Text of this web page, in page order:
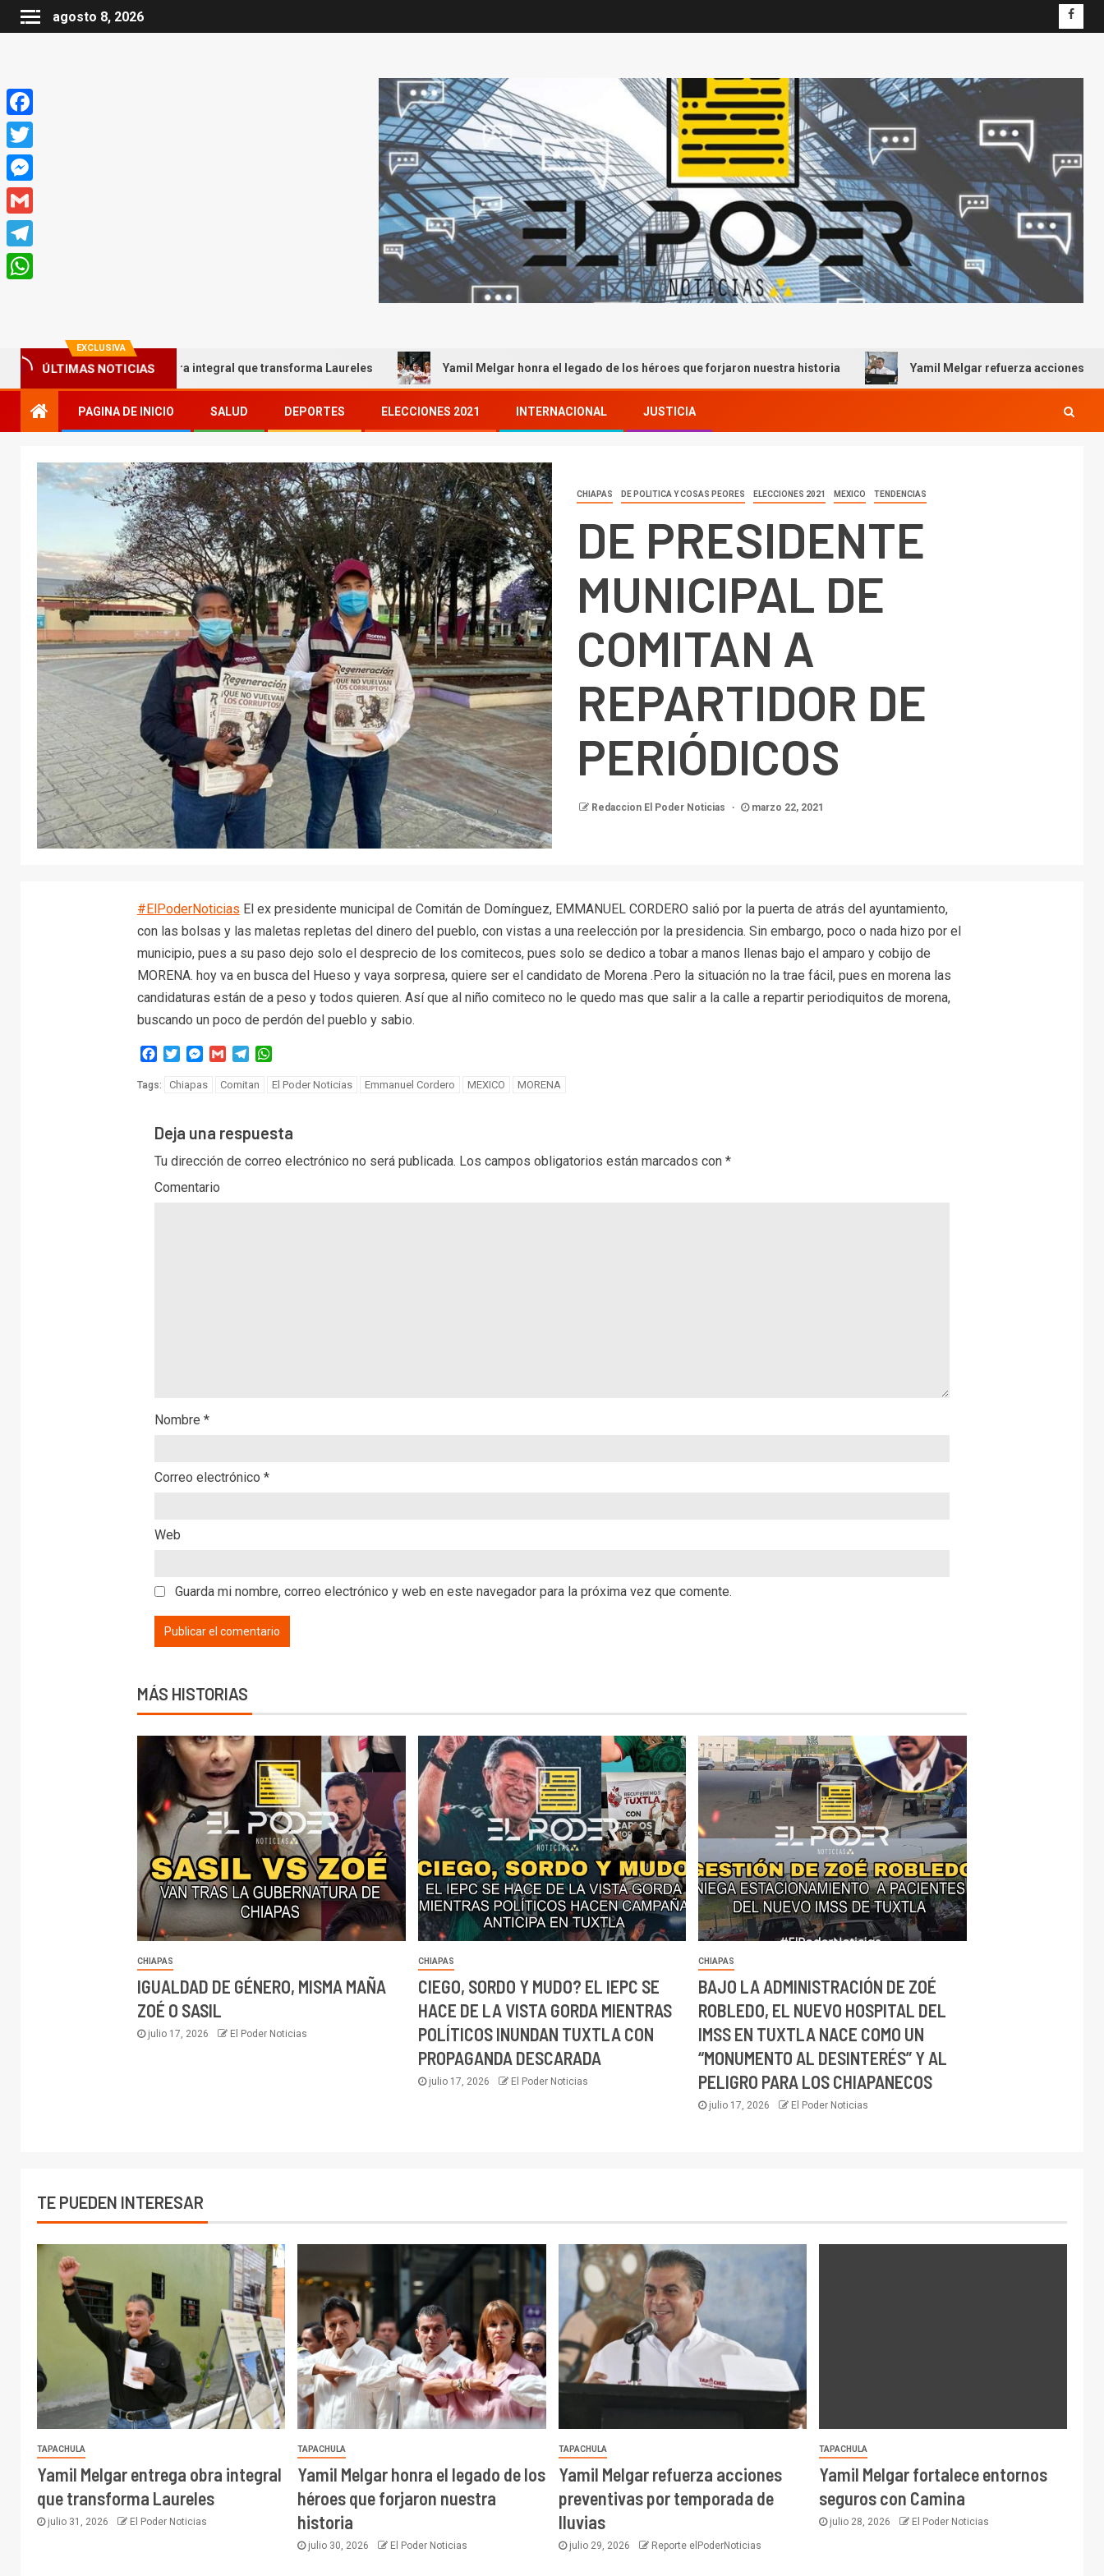
agosto 8, 2026
EXCLUSIVA
ÚLTIMAS NOTICIAS
Melgar entrega obra integral que transforma Laureles Yamil Melgar honra el legado de los héroes que forjaron nuestra historia Yamil Melgar refuerza acciones preventivas
PAGINA DE INICIO SALUD DEPORTES ELECCIONES 2021 INTERNACIONAL JUSTICIA
CHIAPAS DE POLITICA Y COSAS PEORES ELECCIONES 2021 MEXICO TENDENCIAS
DE PRESIDENTE
MUNICIPAL DE
COMITAN A
REPARTIDOR DE
PERIÓDICOS
Redaccion El Poder Noticias marzo 22, 2021
#ElPoderNoticias El ex presidente municipal de Comitán de Domínguez, EMMANUEL CORDERO salió por la puerta de atrás del ayuntamiento,
con las bolsas y las maletas repletas del dinero del pueblo, con vistas a una reelección por la presidencia. Sin embargo, poco o nada hizo por el
municipio, pues a su paso dejo solo el desprecio de los comitecos, pues solo se dedico a tobar a manos llenas bajo el amparo y cobijo de
MORENA. hoy va en busca del Hueso y vaya sorpresa, quiere ser el candidato de Morena .Pero la situación no la trae fácil, pues en morena las
candidaturas están de a peso y todos quieren. Así que al niño comiteco no le quedo mas que salir a la calle a repartir periodiquitos de morena,
buscando un poco de perdón del pueblo y sabio.
Facebook
TwitterMessenger
Gmail Telegram
Tags: Chiapas Comitan El Poder Noticias Emmanuel Cordero MEXICO MORENA
Deja una respuesta
Tu dirección de correo electrónico no será publicada. Los campos obligatorios están marcados con *
Comentario
Nombre *
Correo electrónico *
Web
Guarda mi nombre, correo electrónico y web en este navegador para la próxima vez que comente.
MÁS HISTORIAS
CHIAPAS
IGUALDAD DE GÉNERO, MISMA MAÑA
ZOÉ O SASIL
julio 17, 2026 El Poder Noticias
CHIAPAS
CIEGO, SORDO Y MUDO? EL IEPC SE
HACE DE LA VISTA GORDA MIENTRAS
POLÍTICOS INUNDAN TUXTLA CON
PROPAGANDA DESCARADA
julio 17, 2026 El Poder Noticias
CHIAPAS
BAJO LA ADMINISTRACIÓN DE ZOÉ
ROBLEDO, EL NUEVO HOSPITAL DEL
IMSS EN TUXTLA NACE COMO UN
“MONUMENTO AL DESINTERÉS” Y AL
PELIGRO PARA LOS CHIAPANECOS
julio 17, 2026 El Poder Noticias
TE PUEDEN INTERESAR
TAPACHULA
Yamil Melgar entrega obra integral
que transforma Laureles
julio 31, 2026 El Poder Noticias
TAPACHULA
Yamil Melgar honra el legado de los
héroes que forjaron nuestra
historia
julio 30, 2026 El Poder Noticias
TAPACHULA
Yamil Melgar refuerza acciones
preventivas por temporada de
lluvias
julio 29, 2026 Reporte elPoderNoticias
TAPACHULA
Yamil Melgar fortalece entornos
seguros con Camina
julio 28, 2026 El Poder Noticias
Facebook
Twitter
Messenger
Gmail
Telegram